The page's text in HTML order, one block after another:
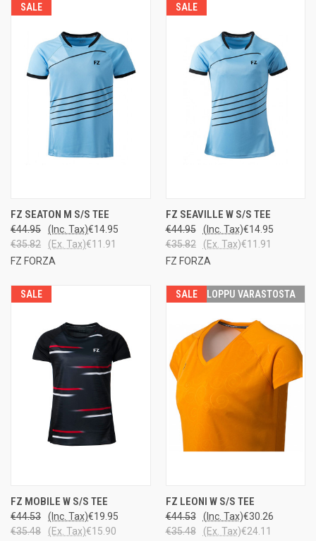
SALE
FZ SEATON M S/S TEE
€44.95 €14.95
(Inc. Tax)
€35.82
€11.91
(Ex. Tax)
FZ FORZA
SALE
FZ SEAVILLE W S/S TEE
€44.95 €14.95
(Inc. Tax)
€35.82
€11.91
(Ex. Tax)
FZ FORZA
SALE
FZ MOBILE W S/S TEE
€44.53 €19.95
(Inc. Tax)
€35.48
€15.90
(Ex. Tax)
SALE LOPPU VARASTOSTA
FZ LEONI W S/S TEE
€44.53 €30.26
(Inc. Tax)
€35.48
€24.11
(Ex. Tax)